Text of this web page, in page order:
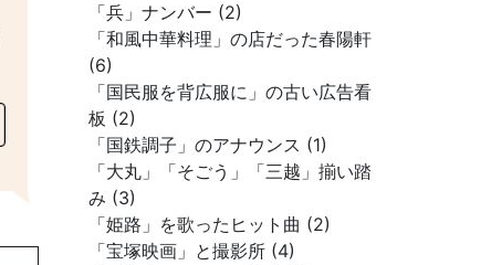
「兵」ナンバー (2)
「和風中華料理」の店だった春陽軒
(6)
「国民服を背広服に」の古い広告看
板 (2)
「国鉄調子」のアナウンス (1)
「大丸」「そごう」「三越」揃い踏
み (3)
「姫路」を歌ったヒット曲 (2)
「宝塚映画」と撮影所 (4)